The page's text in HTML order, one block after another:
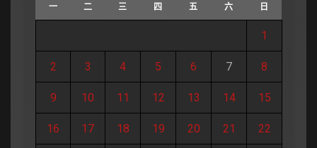
一 二 三 四 五 六 日
1
2 3 4 5 6 7 8
9 10 11 12 13 14 15
16 17 18 19 20 21 22